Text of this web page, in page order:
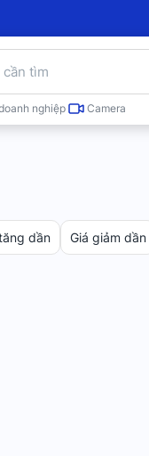
nghiệp Camera
dần Giá giảm dần